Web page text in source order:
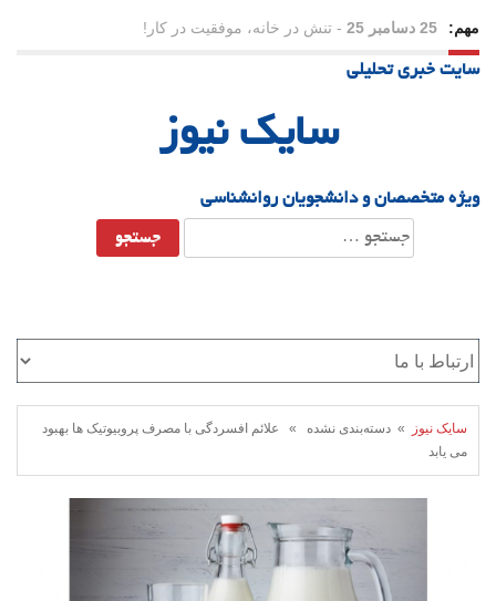
مهم: 25 دسامبر 25 - تنش در خانه، موفقیت در کار!
23 دسامبر 25
-یلدا؛ نماد تاب‌آوری اجتماعی در روزگار دشوار
سایت خبری تحلیلی
سایک نیوز
ویژه متخصصان و دانشجویان روانشناسی
جستجو
برای:
سایک نیوز
» دسته‌بندی نشده » علائم افسردگی با مصرف پروبیوتیک ها بهبود
می یابد